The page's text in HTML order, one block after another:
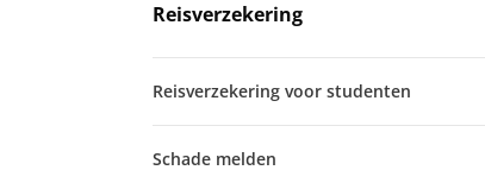
Reisverzekering
Reisverzekering voor studenten
Schade melden